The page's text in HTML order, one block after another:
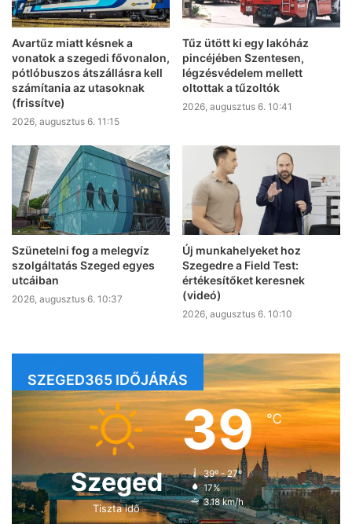
Avartűz miatt késnek a
vonatok a szegedi fővonalon,
pótlóbuszos átszállásra kell
számítania az utasoknak
(frissítve)
2026, augusztus 6. 11:15
Tűz ütött ki egy lakóház
pincéjében Szentesen,
légzésvédelem mellett
oltottak a tűzoltók
2026, augusztus 6. 10:41
Szünetelni fog a melegvíz
szolgáltatás Szeged egyes
utcáiban
2026, augusztus 6. 10:37
Új munkahelyeket hoz
Szegedre a Field Test:
értékesítőket keresnek
(videó)
2026, augusztus 6. 10:10
SZEGED365 IDŐJÁRÁS
Szeged
Tiszta idő
39℃
39º - 27º
17%
3.18 km/h